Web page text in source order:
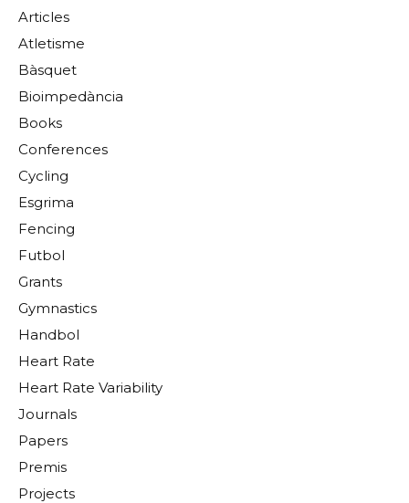
Articles
Atletisme
Bàsquet
Bioimpedància
Books
Conferences
Cycling
Esgrima
Fencing
Futbol
Grants
Gymnastics
Handbol
Heart Rate
Heart Rate Variability
Journals
Papers
Premis
Projects